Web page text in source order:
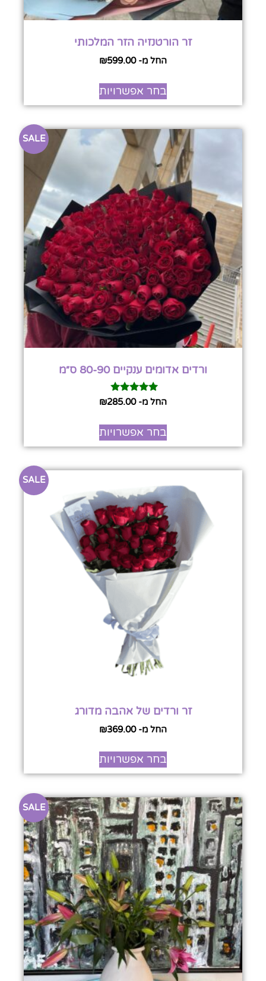
זר הורטנזיה הזר המלכותי
החל מ- ₪599.00
בחר אפשרויות
SALE
ורדים אדומים ענקיים 80-90 ס״מ
דורגהחל מ- ₪285.00
בחר אפשרויות
SALE
זר ורדים של אהבה מדורג
החל מ- ₪369.00
בחר אפשרויות
SALE